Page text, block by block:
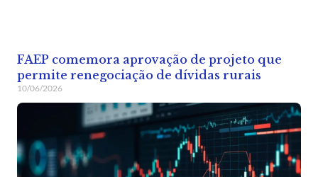
FAEP comemora aprovação de projeto que
permite renegociação de dívidas rurais
10/06/2026